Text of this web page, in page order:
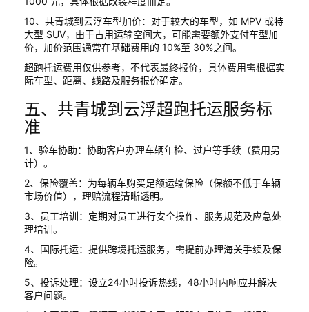
10、共青城到云浮车型加价：对于较大的车型，如 MPV 或特
大型 SUV，由于占用运输空间大，可能需要额外支付车型加
价，加价范围通常在基础费用的 10%至 30%之间。
超跑托运费用仅供参考，不代表最终报价，具体费用需根据实
际车型、距离、线路及服务报价确定。
五、共青城到云浮超跑托运服务标
准
1、验车协助：协助客户办理车辆年检、过户等手续（费用另
计）。
2、保险覆盖：为每辆车购买足额运输保险（保额不低于车辆
市场价值），理赔流程清晰透明。
3、员工培训：定期对员工进行安全操作、服务规范及应急处
理培训。
4、国际托运：提供跨境托运服务，需提前办理海关手续及保
险。
5、投诉处理：设立24小时投诉热线，48小时内响应并解决
客户问题。